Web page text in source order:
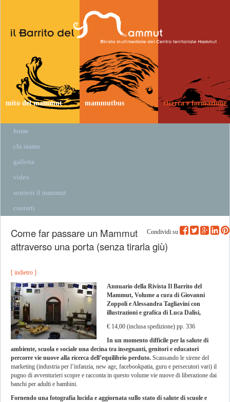
mito del mammut mammutbus ricerca e formazione
home
chi siamo
galleria
video
sostieni il mammut
contatti
Condividi su
Come far passare un Mammut
attraverso una porta (senza tirarla giù)
[ indietro ]
Annuario della Rivista Il Barrito del
Mammut, Volume a cura di Giovanni
Zoppoli e Alessandra Tagliavini con
illustrazioni e grafica di Luca Dalisi,
€ 14,00 (inclusa spedizione) pp. 336
In un momento difficile per la salute di
ambiente, scuola e sociale una decina tra insegnanti, genitori e educatori
percorre vie nuove alla ricerca dell’equilibrio perduto. Scansando le sirene del
marketing (industria per l’infanzia, new age, facebookpatia, guru e persecutori vari) il
pugno di avventurieri scopre e racconta in questo volume vie nuove di liberazione dai
banchi per adulti e bambini.
Fornendo una fotografia lucida e aggiornata sullo stato di salute di scuole e